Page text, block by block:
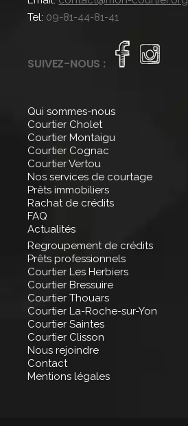
Tel: 09-81-44-81-41
SUIVEZ-NOUS :
Qui sommes-nous
Courtier Cholet
Courtier Montaigu
Courtier Cognac
Courtier Vertou
Nos services de courtage
Prêts immobiliers
Rachat de crédits
FAQ
Actualités
Regroupement de crédits
Prêts professionnels
Courtier Les Herbiers
Courtier Bressuire
Courtier Thouars
Courtier La-Roche-sur-Yon
Courtier Saintes
Courtier Clisson
Nous rejoindre
Contact
Mentions légales